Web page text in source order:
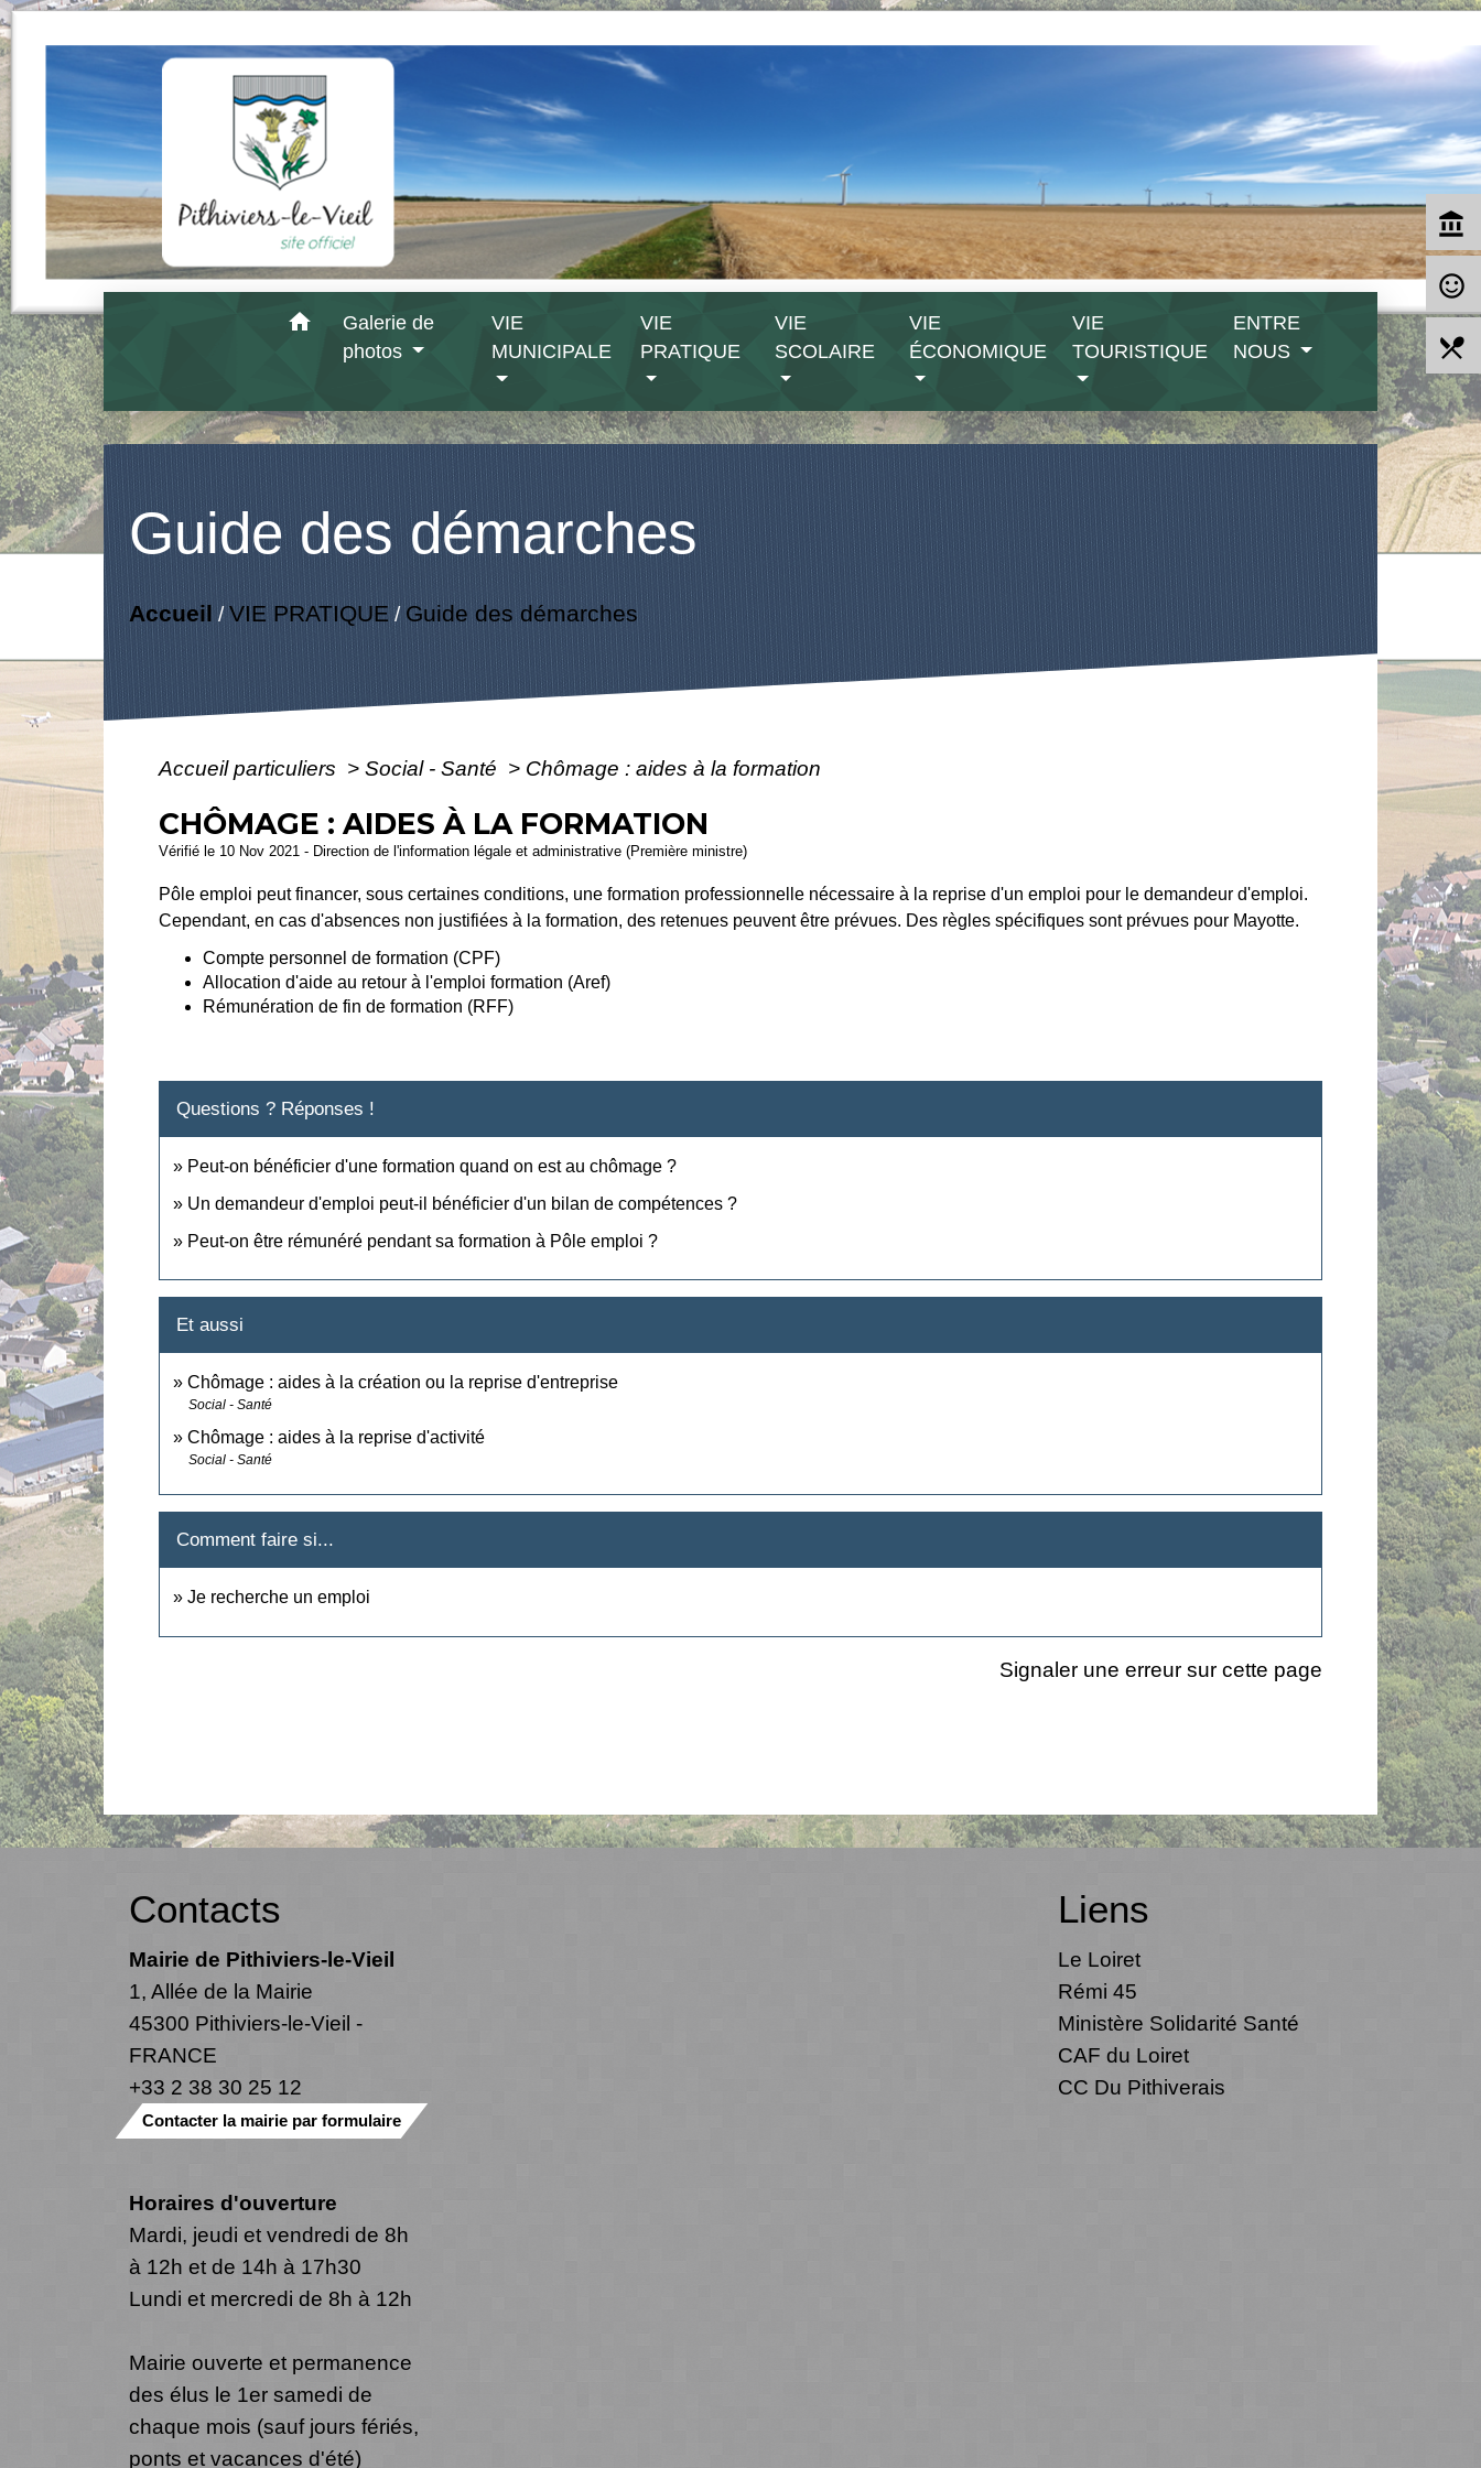
home
Galerie de
photos
VIE
MUNICIPALE
VIE
PRATIQUE
VIE
SCOLAIRE
VIE
ÉCONOMIQUE
VIE
TOURISTIQUE
ENTRE
NOUS
Guide des démarches
Accueil /VIE PRATIQUE/ Guide des démarches
Accueil particuliers > Social - Santé > Chômage : aides à la formation
CHÔMAGE : AIDES À LA FORMATION
Vérifié le 10 Nov 2021 - Direction de l'information légale et administrative (Première ministre)
Pôle emploi peut financer, sous certaines conditions, une formation professionnelle nécessaire à la reprise d'un emploi pour le demandeur d'emploi.
Cependant, en cas d'absences non justifiées à la formation, des retenues peuvent être prévues. Des règles spécifiques sont prévues pour Mayotte.
Compte personnel de formation (CPF)
Allocation d'aide au retour à l'emploi formation (Aref)
Rémunération de fin de formation (RFF)
Questions ? Réponses !
Peut-on bénéficier d'une formation quand on est au chômage ?
Un demandeur d'emploi peut-il bénéficier d'un bilan de compétences ?
Peut-on être rémunéré pendant sa formation à Pôle emploi ?
Et aussi
Chômage : aides à la création ou la reprise d'entreprise
Social - Santé
Chômage : aides à la reprise d'activité
Social - Santé
Comment faire si...
Je recherche un emploi
Signaler une erreur sur cette page
account_balance
sentiment_satisfied_alt
local_dining
Contacts
Mairie de Pithiviers-le-Vieil
1, Allée de la Mairie
45300 Pithiviers-le-Vieil -
FRANCE
+33 2 38 30 25 12
Contacter la mairie par formulaire
Horaires d'ouverture
Mardi, jeudi et vendredi de 8h
à 12h et de 14h à 17h30
Lundi et mercredi de 8h à 12h
Mairie ouverte et permanence
des élus le 1er samedi de
chaque mois (sauf jours fériés,
ponts et vacances d'été)
Liens
Le Loiret
Rémi 45
Ministère Solidarité Santé
CAF du Loiret
CC Du Pithiverais